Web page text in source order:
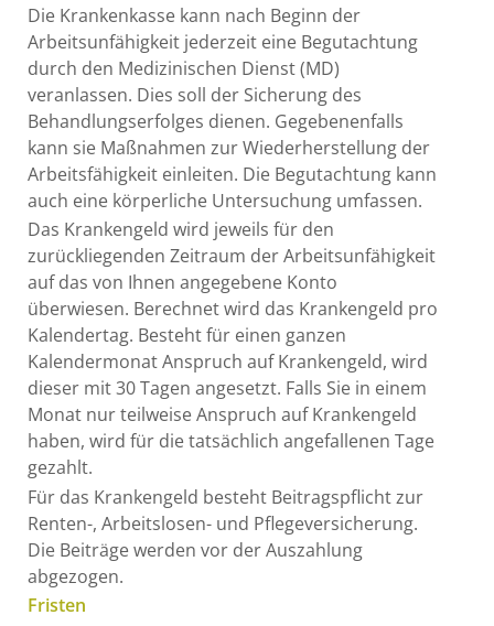
Die Krankenkasse kann nach Beginn der
Arbeitsunfähigkeit jederzeit eine Begutachtung
durch den Medizinischen Dienst (MD)
veranlassen. Dies soll der Sicherung des
Behandlungserfolges dienen. Gegebenenfalls
kann sie Maßnahmen zur Wiederherstellung der
Arbeitsfähigkeit einleiten. Die Begutachtung kann
auch eine körperliche Untersuchung umfassen.
Das Krankengeld wird jeweils für den
zurückliegenden Zeitraum der Arbeitsunfähigkeit
auf das von Ihnen angegebene Konto
überwiesen. Berechnet wird das Krankengeld pro
Kalendertag. Besteht für einen ganzen
Kalendermonat Anspruch auf Krankengeld, wird
dieser mit 30 Tagen angesetzt. Falls Sie in einem
Monat nur teilweise Anspruch auf Krankengeld
haben, wird für die tatsächlich angefallenen Tage
gezahlt.
Für das Krankengeld besteht Beitragspflicht zur
Renten-, Arbeitslosen- und Pflegeversicherung.
Die Beiträge werden vor der Auszahlung
abgezogen.
Fristen